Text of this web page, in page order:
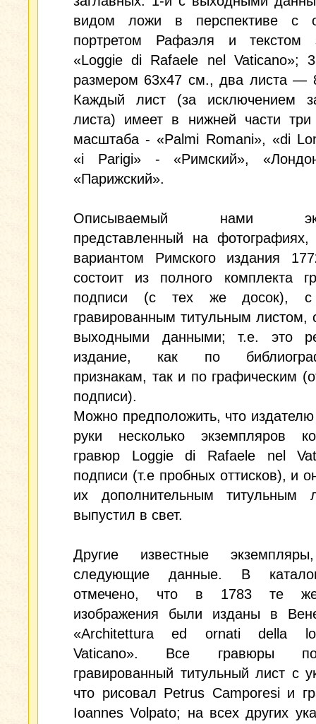
видом ложи в перспективе с
портретом Рафаэля и текстом
«Loggie di Rafaele nel Vaticano»;
размером 63х47 см., два листа —
Каждый лист (за исключением
листа) имеет в нижней части три
масштаба - «Palmi Romani», «di
«i Parigi» - «Римский»,
«Парижский».
Описываемый нами
представленный на фотографиях,
вариантом Римского издания
состоит из полного комплекта
подписи (с тех же досок), с
гравированным титульным листом,
выходными данными; т.е. это
издание, как по
признакам, так и по графическим
подписи).
Можно предположить, что
руки несколько экземпляров
гравюр Loggie di Rafaele nel
подписи (т.е пробных оттисков), и
их дополнительным титульным
выпустил в свет.
Другие известные
следующие данные. В
отмечено, что в 1783 те
изображения были изданы в
«Architettura ed ornati della
Vaticano». Все гравюры
гравированный титульный лист с
что рисовал Petrus Camporesi и
Ioannes Volpato; на всех других